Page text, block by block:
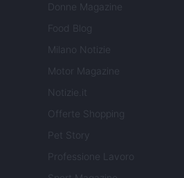
Donne Magazine
Food Blog
Milano Notizie
Motor Magazine
Notizie.it
Offerte Shopping
Pet Story
Professione Lavoro